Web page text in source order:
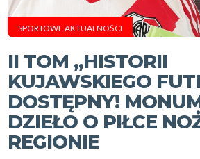
SPORTOWE AKTUALNOŚCI
II TOM „HISTORII
KUJAWSKIEGO
DOSTĘPNY!
DZIEŁO O PIŁCE
REGIONIE